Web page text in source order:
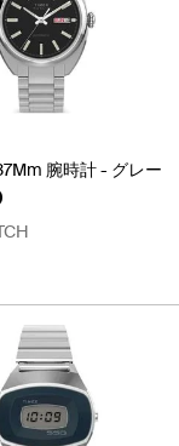
腕時計 - グレー